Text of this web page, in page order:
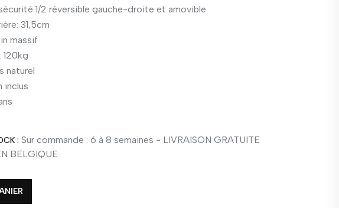
1/2 réversible gauche-droite et amovible
31,5cm
massif
120kg
naturel
inclus
: Sur commande : 6 à 8 semaines - LIVRAISON GRATUITE
BELGIQUE